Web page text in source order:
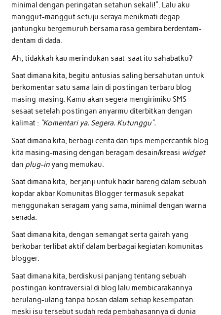
minimal dengan peringatan setahun sekali!”. Lalu aku
manggut-manggut setuju seraya menikmati degap
jantungku bergemuruh bersama rasa gembira berdentam-
dentam di dada.
Ah, tidakkah kau merindukan saat-saat itu sahabatku?
Saat dimana kita, begitu antusias saling bersahutan untuk
berkomentar satu sama lain di postingan terbaru blog
masing-masing. Kamu akan segera mengirimiku SMS
sesaat setelah postingan anyarmu diterbitkan dengan
kalimat : “Komentari ya. Segera. Kutunggu”.
Saat dimana kita, berbagi cerita dan tips mempercantik blog
kita masing-masing dengan beragam desain/kreasi widget
dan plug-inyang memukau.
Saat dimana kita, berjanji untuk hadir bareng dalam sebuah
kopdar akbar Komunitas Blogger termasuk sepakat
menggunakan seragam yang sama, minimal dengan warna
senada.
Saat dimana kita, dengan semangat serta gairah yang
berkobar terlibat aktif dalam berbagai kegiatan komunitas
blogger.
Saat dimana kita, berdiskusi panjang tentang sebuah
postingan kontraversial di blog lalu membicarakannya
berulang-ulang tanpa bosan dalam setiap kesempatan
meski isu tersebut sudah reda pembahasannya di dunia